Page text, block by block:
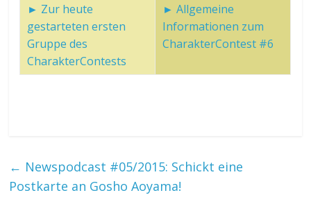
► Zur heute
gestarteten ersten
Gruppe des
CharakterContests
► Allgemeine
Informationen zum
CharakterContest #6
← Newspodcast #05/2015: Schickt eine
Postkarte an Gosho Aoyama!